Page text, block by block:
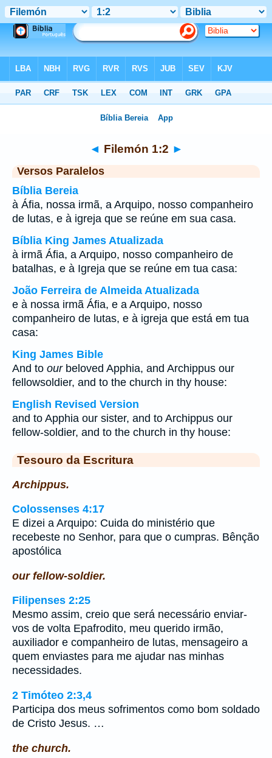
◄ Filemón 1:2 ►
Versos Paralelos
Bíblia Bereia
à Áfia, nossa irmã, a Arquipo, nosso companheiro
de lutas, e à igreja que se reúne em sua casa.
Bíblia King James Atualizada
à irmã Áfia, a Arquipo, nosso companheiro de
batalhas, e à Igreja que se reúne em tua casa:
João Ferreira de Almeida Atualizada
e à nossa irmã Áfia, e a Arquipo, nosso
companheiro de lutas, e à igreja que está em tua
casa:
King James Bible
And to ourbeloved Apphia, and Archippus our
fellowsoldier, and to the church in thy house:
English Revised Version
and to Apphia our sister, and to Archippus our
fellow-soldier, and to the church in thy house:
Tesouro da Escritura
Archippus.
Colossenses 4:17
E dizei a Arquipo: Cuida do ministério que
recebeste no Senhor, para que o cumpras. Bênção
apostólica
our fellow-soldier.
Filipenses 2:25
Mesmo assim, creio que será necessário enviar-
vos de volta Epafrodito, meu querido irmão,
auxiliador e companheiro de lutas, mensageiro a
quem enviastes para me ajudar nas minhas
necessidades.
2 Timóteo 2:3,4
Participa dos meus sofrimentos como bom soldado
de Cristo Jesus. …
the church.